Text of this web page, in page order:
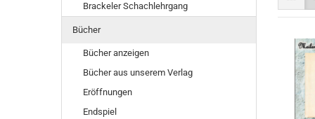
Brackeler Schachlehrgang
Bücher
Bücher anzeigen
Bücher aus unserem Verlag
Eröffnungen
Endspiel